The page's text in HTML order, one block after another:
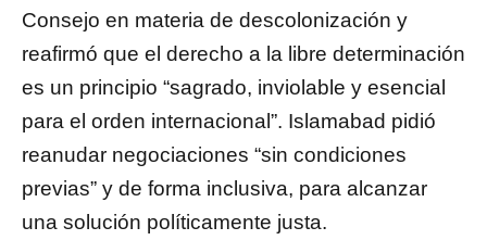
Consejo en materia de descolonización y
reafirmó que el derecho a la libre determinación
es un principio “sagrado, inviolable y esencial
para el orden internacional”. Islamabad pidió
reanudar negociaciones “sin condiciones
previas” y de forma inclusiva, para alcanzar
una solución políticamente justa.